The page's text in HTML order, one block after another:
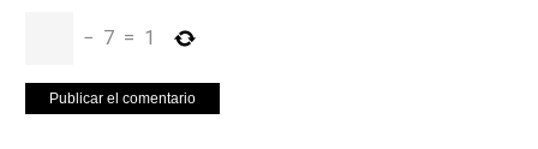
− 7 = 1